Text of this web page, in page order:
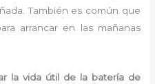
También es común que
arrancar en las mañanas
la vida útil de la batería de